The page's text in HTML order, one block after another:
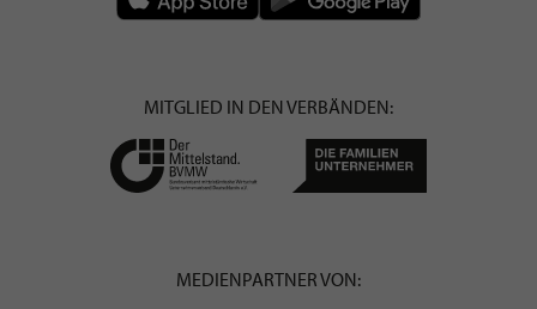
MITGLIED IN DEN VERBÄNDEN:
MEDIENPARTNER VON: